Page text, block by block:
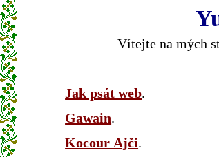
Vítejte na mých
Jak psát web.
Gawain.
Kocour Ajči.